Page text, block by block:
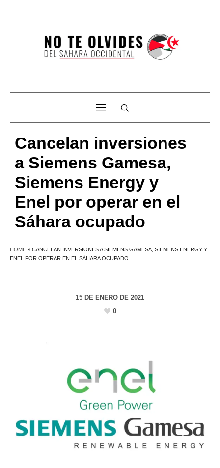
Cancelan inversiones
a Siemens Gamesa,
Siemens Energy y
Enel por operar en el
Sáhara ocupado
HOME » CANCELAN INVERSIONES A SIEMENS GAMESA, SIEMENS ENERGY Y
ENEL POR OPERAR EN EL SÁHARA OCUPADO
15 DE ENERO DE 2021
0